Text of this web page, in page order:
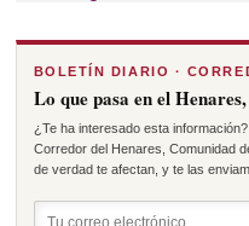
BOLETÍN DIARIO ·
Lo que pasa en el
¿Te ha interesado esta
Corredor del Henares, Comunidad
de verdad te afectan, y te las